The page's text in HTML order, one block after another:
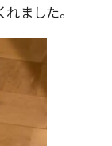
ました。